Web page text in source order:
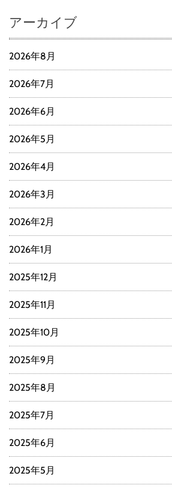
アーカイブ
2026年8月
2026年7月
2026年6月
2026年5月
2026年4月
2026年3月
2026年2月
2026年1月
2025年12月
2025年11月
2025年10月
2025年9月
2025年8月
2025年7月
2025年6月
2025年5月